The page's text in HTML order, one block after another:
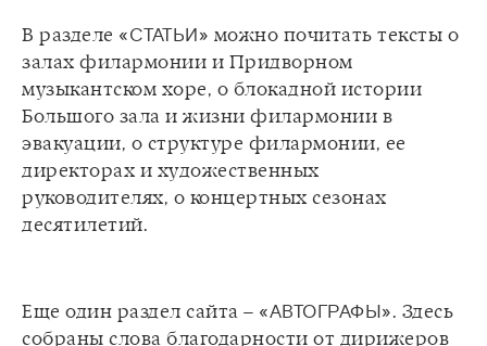
В разделе «СТАТЬИ» можно почитать тексты о
залах филармонии и Придворном
музыкантском хоре, о блокадной истории
Большого зала и жизни филармонии в
эвакуации, о структуре филармонии, ее
директорах и художественных
руководителях, о концертных сезонах
Еще один раздел сайта – «АВТОГРАФЫ». Здесь
собраны слова благодарности от дирижеров